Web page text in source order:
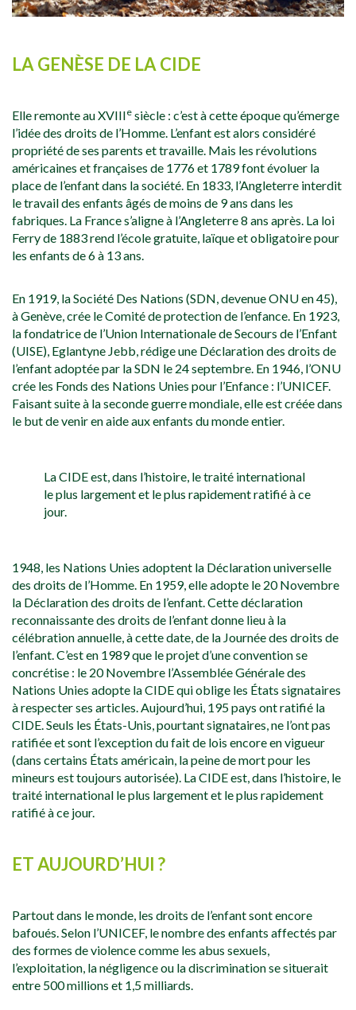
LA GENÈSE DE LA CIDE
Elle remonte au XVIIIe siècle : c’est à cette époque qu’émerge
l’idée des droits de l’Homme. L’enfant est alors considéré
propriété de ses parents et travaille. Mais les révolutions
américaines et françaises de 1776 et 1789 font évoluer la
place de l’enfant dans la société. En 1833, l’Angleterre interdit
le travail des enfants âgés de moins de 9 ans dans les
fabriques. La France s’aligne à l’Angleterre 8 ans après. La loi
Ferry de 1883 rend l’école gratuite, laïque et obligatoire pour
les enfants de 6 à 13 ans.
En 1919, la Société Des Nations (SDN, devenue ONU en 45),
à Genève, crée le Comité de protection de l’enfance. En 1923,
la fondatrice de l’Union Internationale de Secours de l’Enfant
(UISE), Eglantyne Jebb, rédige une Déclaration des droits de
l’enfant adoptée par la SDN le 24 septembre. En 1946, l’ONU
crée les Fonds des Nations Unies pour l’Enfance : l’UNICEF.
Faisant suite à la seconde guerre mondiale, elle est créée dans
le but de venir en aide aux enfants du monde entier.
La CIDE est, dans l’histoire, le traité international
le plus largement et le plus rapidement ratifié à ce
jour.
1948, les Nations Unies adoptent la Déclaration universelle
des droits de l’Homme. En 1959, elle adopte le 20 Novembre
la Déclaration des droits de l’enfant. Cette déclaration
reconnaissante des droits de l’enfant donne lieu à la
célébration annuelle, à cette date, de la Journée des droits de
l’enfant. C’est en 1989 que le projet d’une convention se
concrétise : le 20 Novembre l’Assemblée Générale des
Nations Unies adopte la CIDE qui oblige les États signataires
à respecter ses articles. Aujourd’hui, 195 pays ont ratifié la
CIDE. Seuls les États-Unis, pourtant signataires, ne l’ont pas
ratifiée et sont l’exception du fait de lois encore en vigueur
(dans certains États américain, la peine de mort pour les
mineurs est toujours autorisée). La CIDE est, dans l’histoire, le
traité international le plus largement et le plus rapidement
ratifié à ce jour.
ET AUJOURD’HUI ?
Partout dans le monde, les droits de l’enfant sont encore
bafoués. Selon l’UNICEF, le nombre des enfants affectés par
des formes de violence comme les abus sexuels,
l’exploitation, la négligence ou la discrimination se situerait
entre 500 millions et 1,5 milliards.